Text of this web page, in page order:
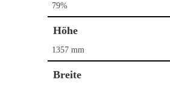
79%
Höhe
1357 mm
Breite